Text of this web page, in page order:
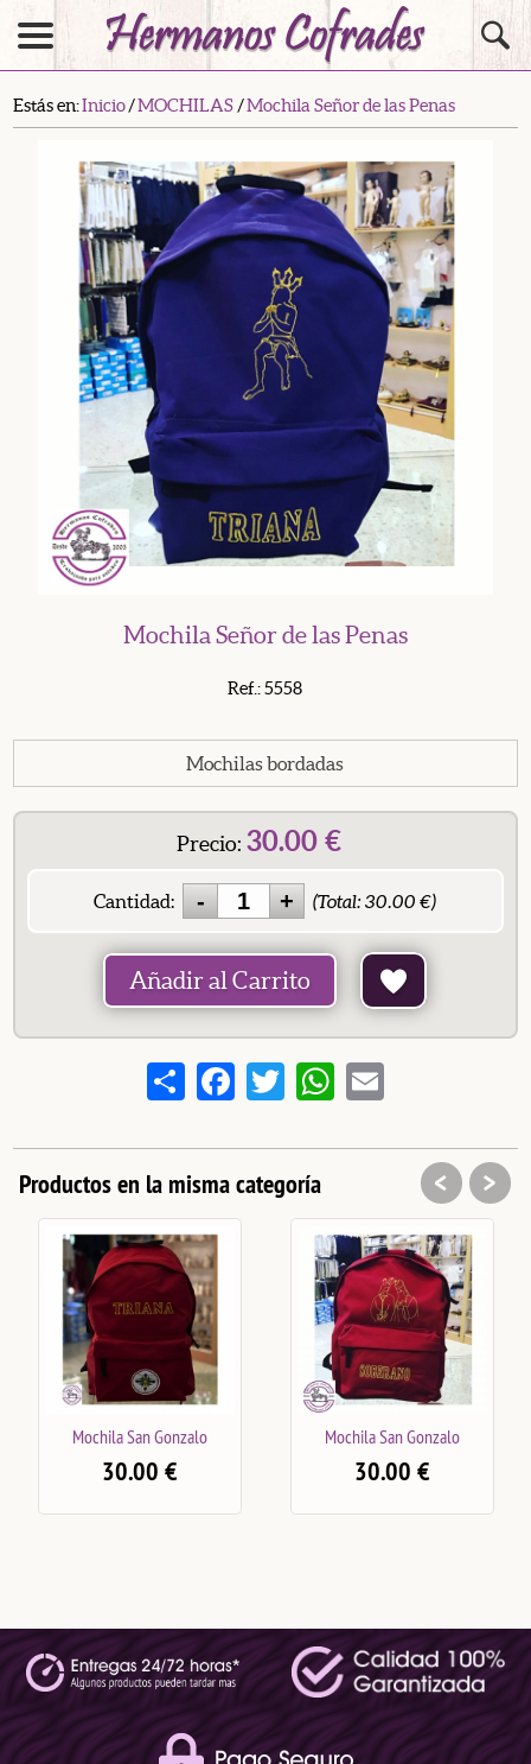
Estás en:Inicio/MOCHILAS /Mochila Señor de las Penas
Mochila Señor de las Penas
Ref.: 5558
Mochilas bordadas
Precio: 30.00 €
Cantidad: (Total:30.00 €)
Añadir al Carrito
Share FacebookTwitterWhatsApp
Email
Productos en la misma categoría
Mochila San Gonzalo Mochila Escudo
< >